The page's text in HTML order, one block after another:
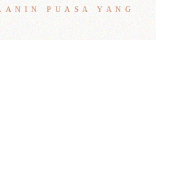
PUASA YANG